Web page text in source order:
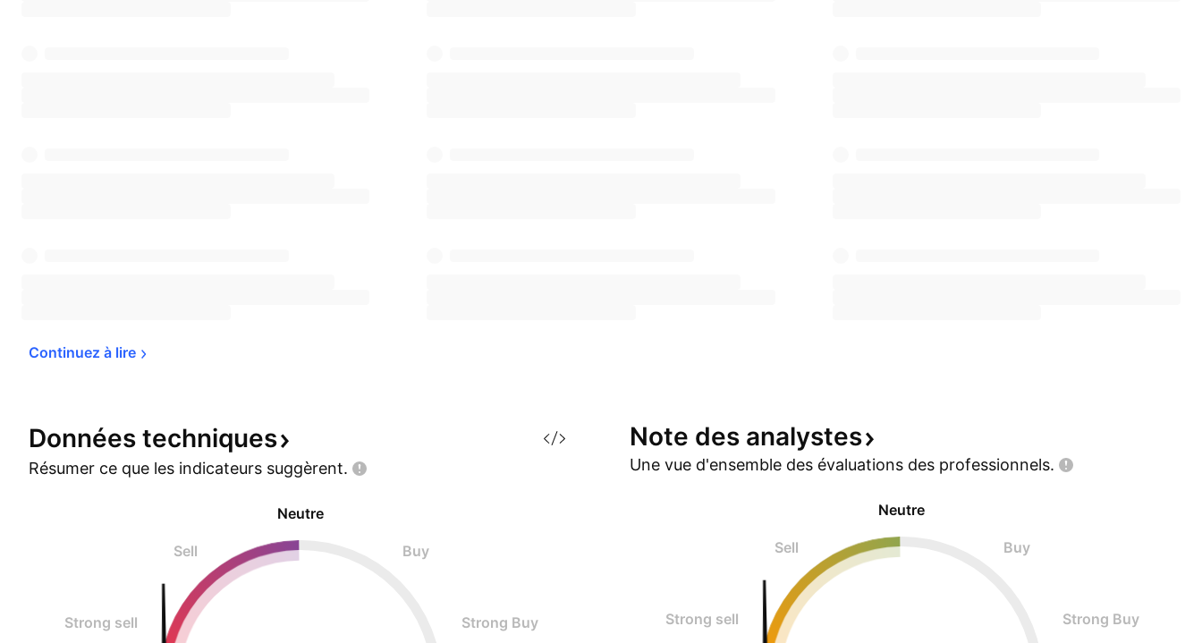
Continuez à lire
Données techniques
Résumer ce que les indicateurs suggèrent.
Neutre
Sell Buy
Strong sell Strong Buy
Note des analystes
Une vue d'ensemble des évaluations des professionnels.
Neutre
Sell Buy
Strong sell Strong Buy